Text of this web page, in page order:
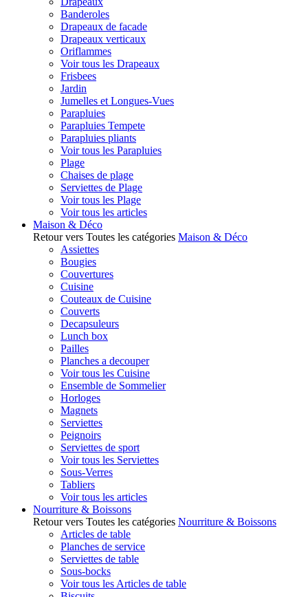
Banderoles
Drapeaux de facade
Drapeaux verticaux
Oriflammes
Voir tous les Drapeaux
Frisbees
Jardin
Jumelles et Longues-Vues
Parapluies
Parapluies Tempete
Parapluies pliants
Voir tous les Parapluies
Plage
Chaises de plage
Serviettes de Plage
Voir tous les Plage
Voir tous les articles
Maison & Déco
Retour vers Toutes les catégories Maison & Déco
Assiettes
Bougies
Couvertures
Cuisine
Couteaux de Cuisine
Couverts
Decapsuleurs
Lunch box
Pailles
Planches a decouper
Voir tous les Cuisine
Ensemble de Sommelier
Horloges
Magnets
Serviettes
Peignoirs
Serviettes de sport
Voir tous les Serviettes
Sous-Verres
Tabliers
Voir tous les articles
Nourriture & Boissons
Retour vers Toutes les catégories Nourriture & Boissons
Articles de table
Planches de service
Serviettes de table
Sous-bocks
Voir tous les Articles de table